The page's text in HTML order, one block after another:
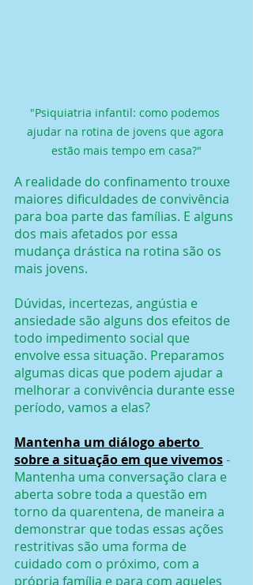
"Psiquiatria infantil: como podemos
ajudar na rotina de jovens que agora
estão mais tempo em casa?"
A realidade do confinamento trouxe
maiores dificuldades de convivência
para boa parte das famílias. E alguns
dos mais afetados por essa
mudança drástica na rotina são os
mais jovens.
Dúvidas, incertezas, angústia e
ansiedade são alguns dos efeitos de
todo impedimento social que
envolve essa situação. Preparamos
algumas dicas que podem ajudar a
melhorar a convivência durante esse
período, vamos a elas?
Mantenha um diálogo aberto
sobre a situação em que vivemos -
Mantenha uma conversação clara e
aberta sobre toda a questão em
torno da quarentena, de maneira a
demonstrar que todas essas ações
restritivas são uma forma de
cuidado com o próximo, com a
própria família e para com aqueles